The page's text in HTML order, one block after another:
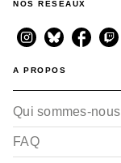
NOS RÉSEAUX
A PROPOS
Qui sommes-
FAQ